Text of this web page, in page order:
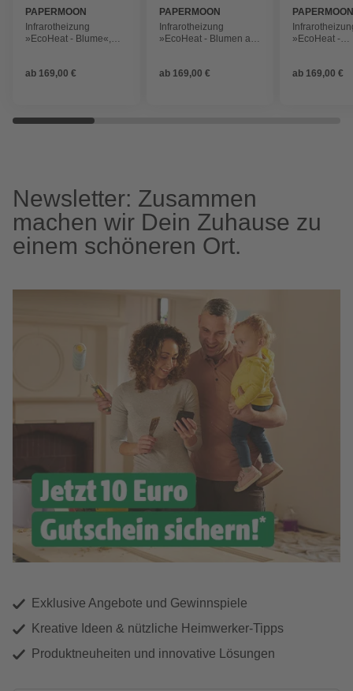
PAPERMOON
Infrarotheizung
»EcoHeat - Blume«,
ab 169,00 €
PAPERMOON
Infrarotheizung
»EcoHeat - Blumen auf
ab 169,00 €
»EcoHeat -
ab 169,00 €
Newsletter: Zusammen
machen wir Dein Zuhause zu
einem schöneren Ort.
Exklusive Angebote und Gewinnspiele
Kreative Ideen & nützliche Heimwerker-Tipps
Produktneuheiten und innovative Lösungen